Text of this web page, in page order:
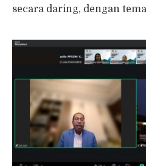
secara daring, dengan